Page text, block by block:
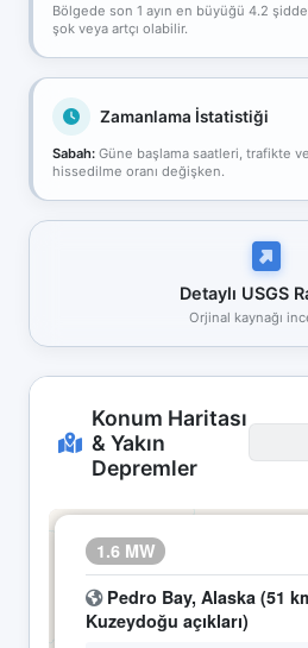
Bölgede son 1 ayın en büyüğü 4.2
şok veya artçı olabilir.
Zamanlama İstatistiği
Sabah: Güne başlama saatleri, trafikte
hissedilme oranı değişken.
Detaylı USGS
Orjinal kaynağı
Konum Haritası
& Yakın
Depremler
1.6 MW
Pedro Bay, Alaska (51
Kuzeydoğu açıkları)